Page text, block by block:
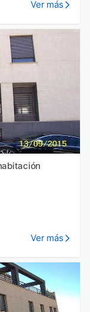
Ver más
Ver más